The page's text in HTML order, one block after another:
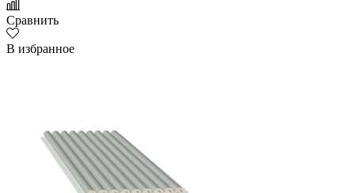
Сравнить
В избранное